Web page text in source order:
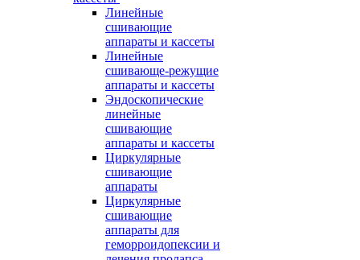
Линейные
сшивающие
аппараты и кассеты
Линейные
сшивающе-режущие
аппараты и кассеты
Эндоскопические
линейные
сшивающие
аппараты и кассеты
Циркулярные
сшивающие
аппараты
Циркулярные
сшивающие
аппараты для
геморроидопексии и